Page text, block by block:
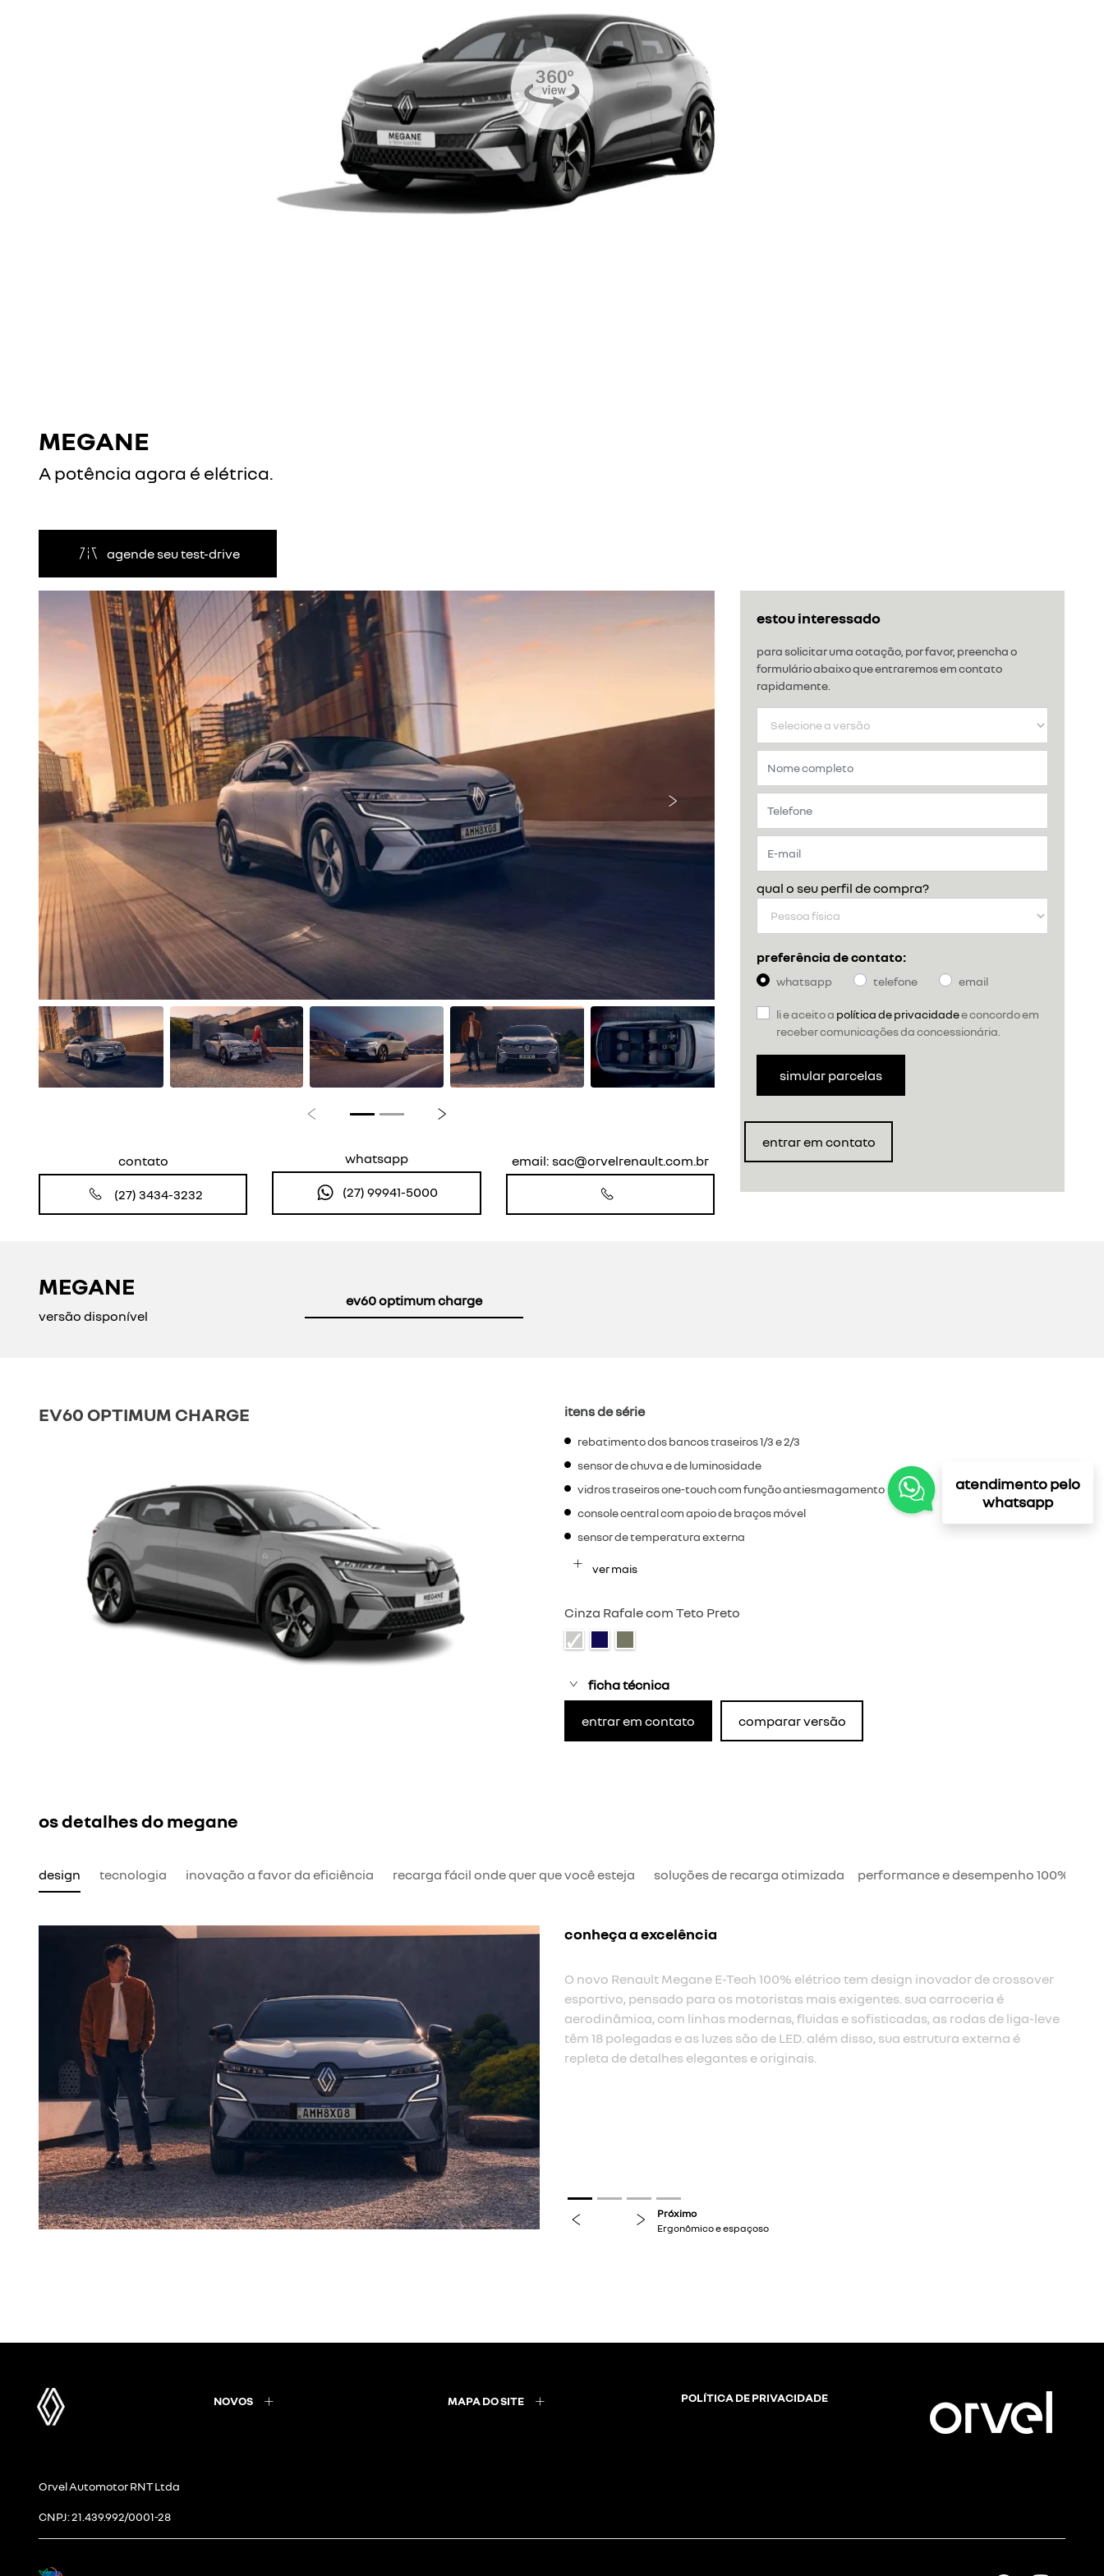
MEGANE
A potência agora é elétrica.
agende seu test-drive
estou interessado
para solicitar uma cotação, por favor, preencha o
formulário abaixo que entraremos em contato
rapidamente.
qual o seu perfil de compra?
preferência de contato:
whatsapp telefone email
li e aceito a política de privacidadee concordo em
receber comunicações da concessionária.
simular parcelas
entrar em contato
Anterior Próximo
Anterior Próximo
contato
(27) 3434-3232
whatsapp
(27) 99941-5000
email: sac@orvelrenault.com.br
MEGANE
versão disponível
ev60 optimum charge
EV60 OPTIMUM CHARGE itens de série
rebatimento dos bancos traseiros 1/3 e 2/3
sensor de chuva e de luminosidade
vidros traseiros one-touch com função antiesmagamento
console central com apoio de braços móvel
sensor de temperatura externa
ver mais
Cinza Rafale com Teto Preto
ficha técnica
entrar em contato comparar versão
os detalhes do megane
design tecnologia inovação a favor da eficiência recarga fácil onde quer que você esteja soluções de recarga otimizada performance e desempenho 100%
ergonômico e espaçoso
A plataforma exclusiva do Megane E-Tech 100% elétrico tem um piso totalmente
plano. um espaço adicional é liberado devido à estrutura ampliada e ao novo
painel do OpenR superfino. é muito mais conforto para quem viaja no banco
traseiro.
atendimento pelo
whatsapp